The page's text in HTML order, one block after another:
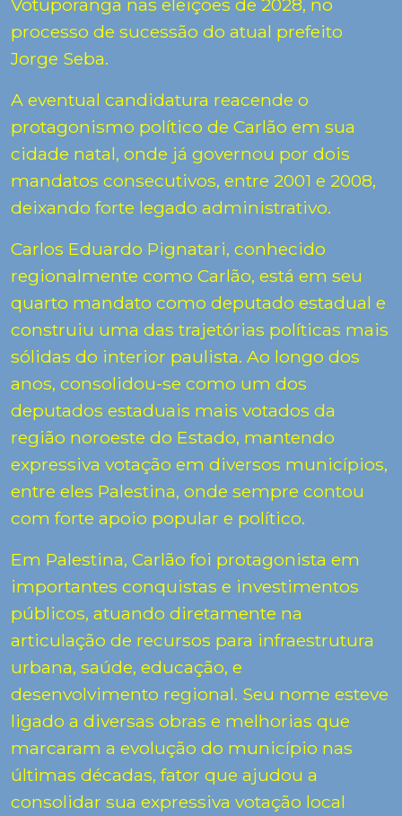
Votuporanga nas eleições de 2028, no
processo de sucessão do atual prefeito
Jorge Seba.
A eventual candidatura reacende o
protagonismo político de Carlão em sua
cidade natal, onde já governou por dois
mandatos consecutivos, entre 2001 e 2008,
deixando forte legado administrativo.
Carlos Eduardo Pignatari, conhecido
regionalmente como Carlão, está em seu
quarto mandato como deputado estadual e
construiu uma das trajetórias políticas mais
sólidas do interior paulista. Ao longo dos
anos, consolidou-se como um dos
deputados estaduais mais votados da
região noroeste do Estado, mantendo
expressiva votação em diversos municípios,
entre eles Palestina, onde sempre contou
com forte apoio popular e político.
Em Palestina, Carlão foi protagonista em
importantes conquistas e investimentos
públicos, atuando diretamente na
articulação de recursos para infraestrutura
urbana, saúde, educação, e
desenvolvimento regional. Seu nome esteve
ligado a diversas obras e melhorias que
marcaram a evolução do município nas
últimas décadas, fator que ajudou a
consolidar sua expressiva votação local